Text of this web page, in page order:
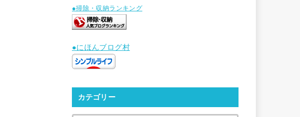
●掃除・収納ランキング
●にほんブログ村
カテゴリー